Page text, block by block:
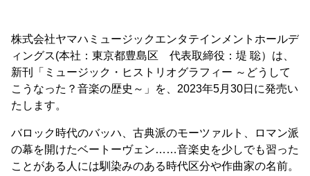
株式会社ヤマハミュージックエンタテインメントホールデ
ィングス(本社：東京都豊島区 代表取締役：堤 聡）は、
新刊「ミュージック・ヒストリオグラフィー ～どうして
こうなった？音楽の歴史～」を、2023年5月30日に発売い
たします。
バロック時代のバッハ、古典派のモーツァルト、ロマン派
の幕を開けたベートーヴェン……音楽史を少しでも習った
ことがある人には馴染みのある時代区分や作曲家の名前。